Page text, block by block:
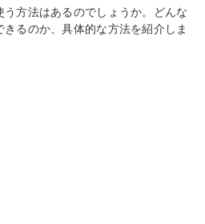
方法はあるのでしょうか。どんな
るのか、具体的な方法を紹介しま